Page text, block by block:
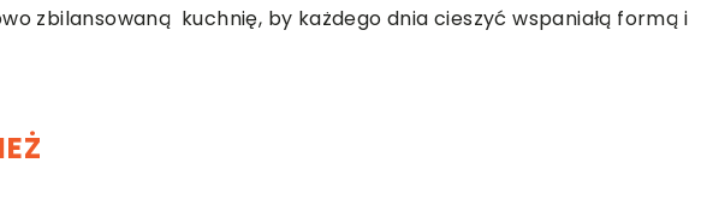
zbilansowaną kuchnię, by każdego dnia cieszyć wspaniałą formą i